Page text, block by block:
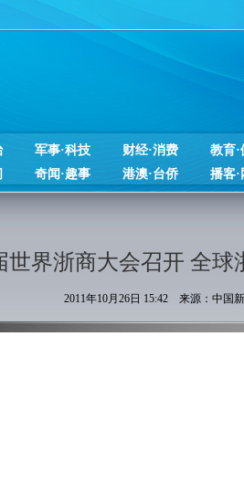
军事·科技 财经·消费
教育·
奇闻·趣事 港澳·台侨 播客·
世界浙商大会召开 全球
2011年10月26日 15:42 来源：中国